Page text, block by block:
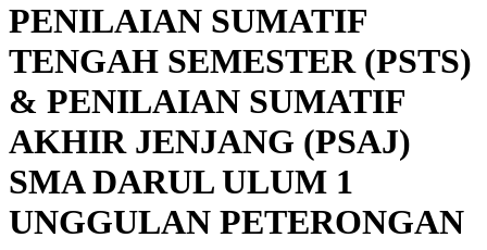
PENILAIAN SUMATIF
TENGAH SEMESTER (PSTS)
& PENILAIAN SUMATIF
AKHIR JENJANG (PSAJ)
SMA DARUL ULUM 1
UNGGULAN PETERONGAN